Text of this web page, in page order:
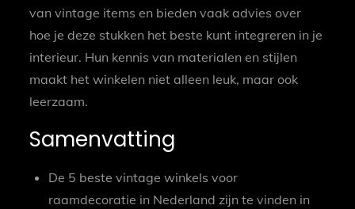
van vintage items en bieden vaak advies over
hoe je deze stukken het beste kunt integreren in je
interieur. Hun kennis van materialen en stijlen
maakt het winkelen niet alleen leuk, maar ook
leerzaam.
Samenvatting
De 5 beste vintage winkels voor
raamdecoratie in Nederland zijn te vinden in